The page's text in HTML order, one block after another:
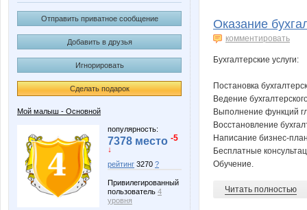
Отправить приватное сообщение
Добавить в друзья
Игнорировать
Сделать подарок
Мой малыш - Основной
популярность:
7378 место -5
↓
рейтинг 3270 ?
Привилегированный
пользователь 4
уровня
Morzhik
Solar cell Taisiya
Оказание
комментировать
Бухгалтерские услуги:
Постановка
Ведение
Выполнение функций
Восстановление
Написание бизнес-
Бесплатные
Обучение.
Читать полностью